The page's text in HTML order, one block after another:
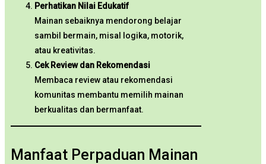
Perhatikan Nilai Edukatif
Mainan sebaiknya mendorong belajar
sambil bermain, misal logika, motorik,
atau kreativitas.
Cek Review dan Rekomendasi
Membaca review atau rekomendasi
komunitas membantu memilih mainan
berkualitas dan bermanfaat.
Manfaat Perpaduan Mainan